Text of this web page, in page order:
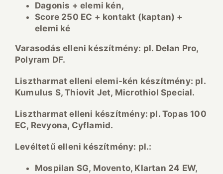
Dagonis + elemi kén,
Score 250 EC + kontakt (kaptan) +
elemi ké
Varasodás elleni készítmény: pl. Delan Pro,
Polyram DF.
Lisztharmat elleni elemi-kén készítmény: pl.
Kumulus S, Thiovit Jet, Microthiol Special.
Lisztharmat elleni készítmény: pl. Topas 100
EC, Revyona, Cyflamid.
Levéltetu ̋ elleni készítmény: pl.:
Mospilan SG, Movento, Klartan 24 EW,